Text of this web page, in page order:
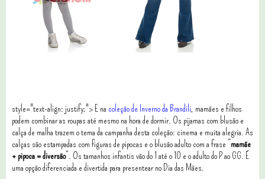
style="text-align: justify;"> E na coleção de Inverno da Brandili, mamães e filhos
podem combinar as roupas até mesmo na hora de dormir. Os pijamas com blusão e
calça de malha trazem o tema da campanha desta coleção: cinema e muita alegria. As
calças são estampadas com figuras de pipocas e o blusão adulto com a frase “ mamãe
+ pipoca = diversão”. Os tamanhos infantis vão do 1 até o 10 e o adulto do P ao GG. É
uma opção diferenciada e divertida para presentear no Dia das Mães.